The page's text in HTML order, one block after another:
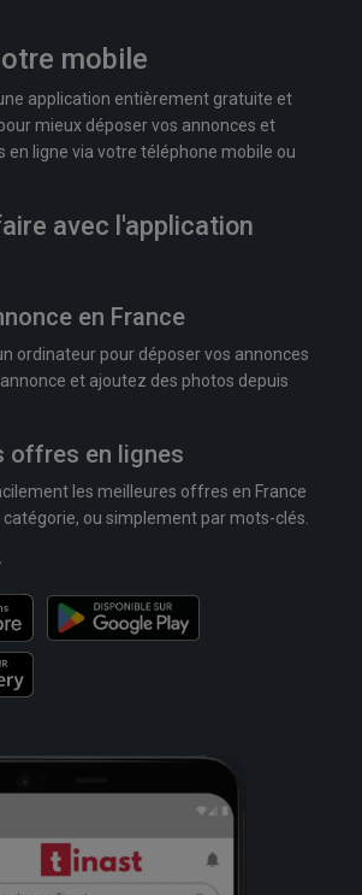
mobile
application entièrement gratuite et
mieux déposer vos annonces et
en ligne via votre téléphone mobile ou
avec l'application
en France
ordinateur pour déposer vos annonces
et ajoutez des photos depuis
offres en lignes
les meilleures offres en France
catégorie, ou simplement par mots-clés.